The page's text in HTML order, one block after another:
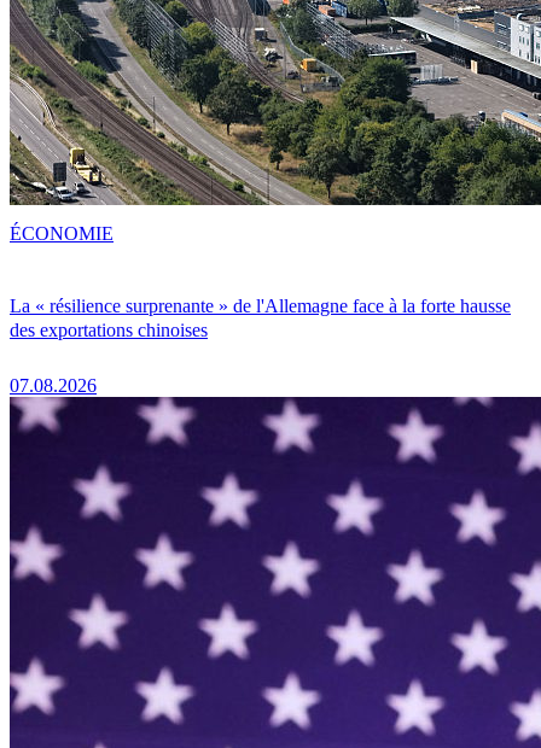
La « résilience surprenante » de l'Allemagne face à la forte hausse
des exportations chinoises
07.08.2026
ÉCONOMIE